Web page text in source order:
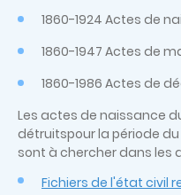
1860-1924 Actes de
1860-1947 Actes de
1860-1986 Actes de
Les actes de naissance
détruitspour la période du
sont à chercher dans les
Fichiers de l'état civil